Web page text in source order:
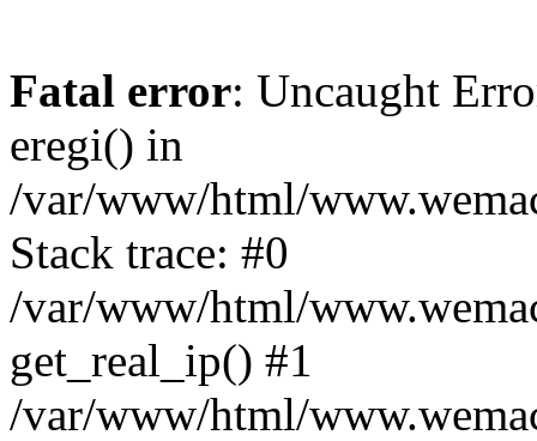
Fatal error: Uncaught
eregi() in
/var/www/html/
Stack trace: #0
/var/www/html/
get_real_ip() #1
/var/www/html/